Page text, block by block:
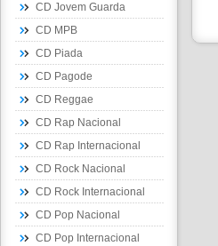
CD Jovem Guarda
CD MPB
CD Piada
CD Pagode
CD Reggae
CD Rap Nacional
CD Rap Internacional
CD Rock Nacional
CD Rock Internacional
CD Pop Nacional
CD Pop Internacional